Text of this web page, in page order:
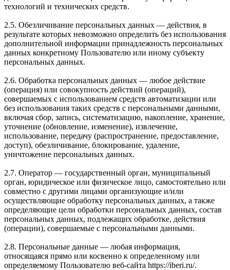
технологий и технических средств.
2.5. Обезличивание персональных данных — действия, в
результате которых невозможно определить без использования
дополнительной информации принадлежность персональных
данных конкретному Пользователю или иному субъекту
персональных данных.
2.6. Обработка персональных данных — любое действие
(операция) или совокупность действий (операций),
совершаемых с использованием средств автоматизации или
без использования таких средств с персональными данными,
включая сбор, запись, систематизацию, накопление, хранение,
уточнение (обновление, изменение), извлечение,
использование, передачу (распространение, предоставление,
доступ), обезличивание, блокирование, удаление,
уничтожение персональных данных.
2.7. Оператор — государственный орган, муниципальный
орган, юридическое или физическое лицо, самостоятельно или
совместно с другими лицами организующие и/или
осуществляющие обработку персональных данных, а также
определяющие цели обработки персональных данных, состав
персональных данных, подлежащих обработке, действия
(операции), совершаемые с персональными данными.
2.8. Персональные данные — любая информация,
относящаяся прямо или косвенно к определенному или
определяемому Пользователю веб-сайта https://iberi.ru/.